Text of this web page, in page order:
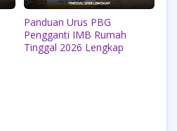
Panduan Urus PBG
Pengganti IMB Rumah
Tinggal 2026 Lengkap